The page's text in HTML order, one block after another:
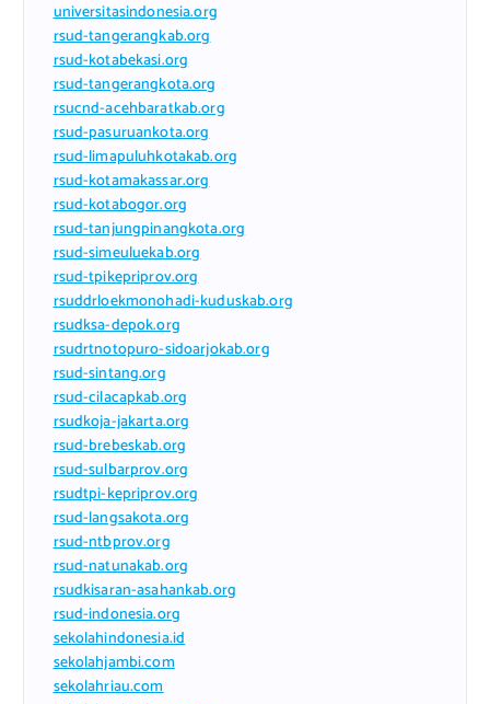
universitasindonesia.org
rsud-tangerangkab.org
rsud-kotabekasi.org
rsud-tangerangkota.org
rsucnd-acehbaratkab.org
rsud-pasuruankota.org
rsud-limapuluhkotakab.org
rsud-kotamakassar.org
rsud-kotabogor.org
rsud-tanjungpinangkota.org
rsud-simeuluekab.org
rsud-tpikepriprov.org
rsuddrloekmonohadi-kuduskab.org
rsudksa-depok.org
rsudrtnotopuro-sidoarjokab.org
rsud-sintang.org
rsud-cilacapkab.org
rsudkoja-jakarta.org
rsud-brebeskab.org
rsud-sulbarprov.org
rsudtpi-kepriprov.org
rsud-langsakota.org
rsud-ntbprov.org
rsud-natunakab.org
rsudkisaran-asahankab.org
rsud-indonesia.org
sekolahindonesia.id
sekolahjambi.com
sekolahriau.com